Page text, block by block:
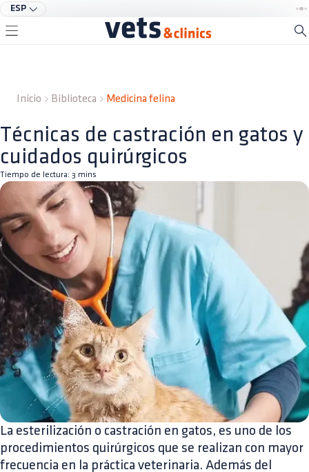
ESP
Inicio Biblioteca Medicina felina
Técnicas de castración en gatos y
cuidados quirúrgicos
Tiempo de lectura: 3 mins
La esterilización o castración en gatos, es uno de los
procedimientos quirúrgicos que se realizan con mayor
frecuencia en la práctica veterinaria. Además del